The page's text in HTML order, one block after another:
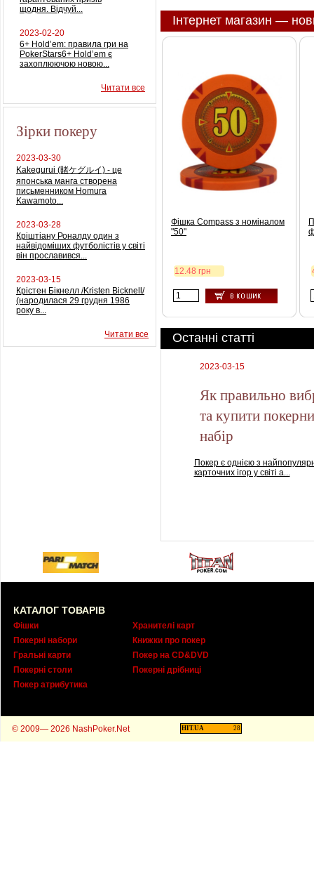
щодня. Відчуй...
2023-02-20
6+ Hold’em: правила гри на
PokerStars6+ Hold’em є
захоплюючою новою...
Читати все
Зірки покеру
2023-03-30
Kakegurui (賭ケグルイ) - це
японська манга створена
письменником Homura
Kawamoto...
2023-03-28
Кріштіану Роналду один з
найвідоміших футболістів у світі
він прославився...
2023-03-15
Крістен Бікнелл /Kristen Bicknell/
(народилася 29 грудня 1986
року в...
Читати все
Інтернет магазин —
Фішка Compass з номіналом
"50"
12.48 грн
Останні статті
2023-03-15
Як правильно
та купити
набір
Покер є однією з
карточних ігор у світі а...
КАТАЛОГ ТОВАРІВ
Фішки
Покерні набори
Гральні карти
Покерні столи
Покер атрибутика
Хранителі карт
Книжки про покер
Покер на CD&DVD
Покерні дрібниці
© 2009— 2026 NashPoker.Net HIT.UA 28